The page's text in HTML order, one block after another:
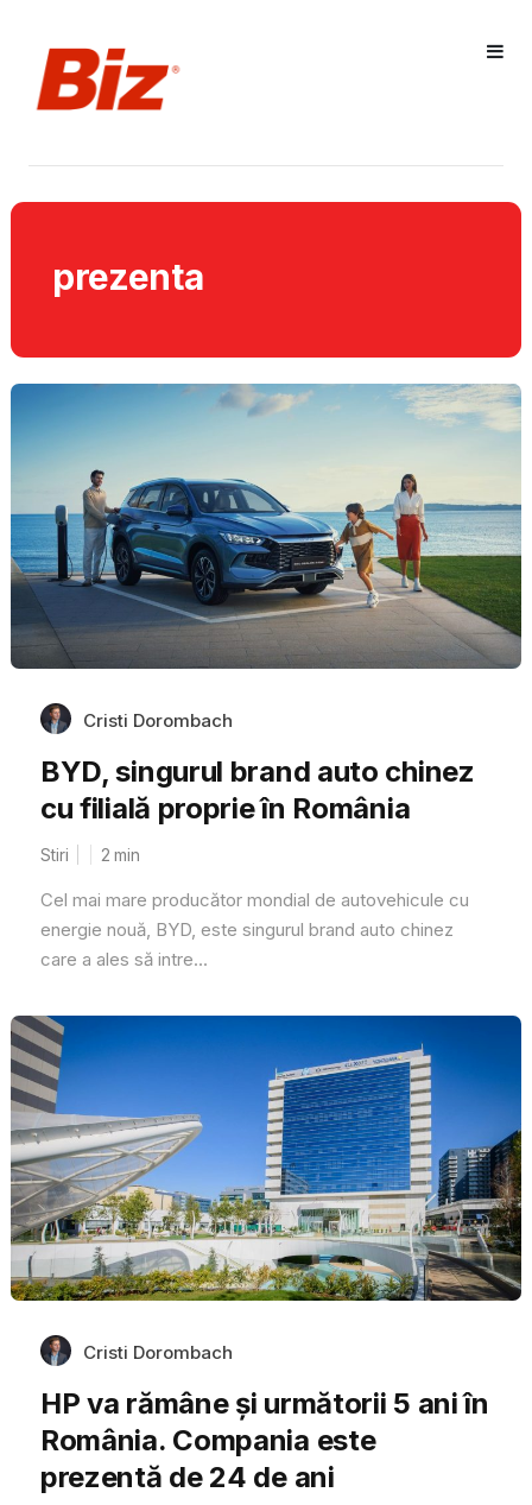
prezenta
Cristi Dorombach
BYD, singurul brand auto chinez
cu filială proprie în România
Stiri 2 min
Cel mai mare producător mondial de autovehicule cu
energie nouă, BYD, este singurul brand auto chinez
care a ales să intre...
Cristi Dorombach
HP va rămâne și următorii 5 ani în
România. Compania este
prezentă de 24 de ani